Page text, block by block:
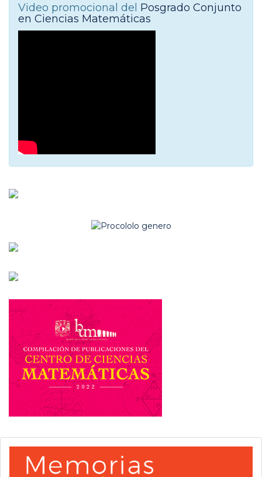
Video promocional del Posgrado Conjunto
en Ciencias Matemáticas